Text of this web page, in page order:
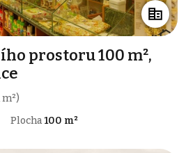
prostoru 100 m²,
Plocha100 m²